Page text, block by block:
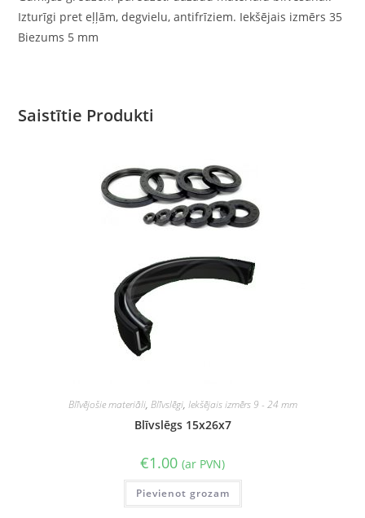
Izturīgi pret eļļām, degvielu, antifrīziem. Iekšējais izmērs 35
Biezums 5 mm
Saistītie Produkti
Blīvējošie materiāli, Blīvslēgi, Iekšējais izmērs 9 - 24 mm
Blīvslēgs 15x26x7
€1.00 (ar PVN)
Pievienot grozam